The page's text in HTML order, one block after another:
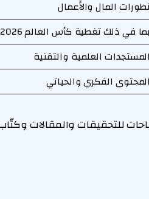
المال والأعمال
بما في ذلك تغطية كأس العالم 2026
المستجدات العلمية والتقنية
المحتوى الفكري والحياتي
للتحقيقات والمقالات